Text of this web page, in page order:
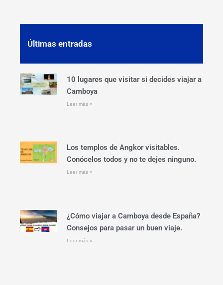
Últimas entradas
10 lugares que visitar si decides viajar a
Camboya
Leer más »
Los templos de Angkor visitables.
Conócelos todos y no te dejes ninguno.
Leer más »
¿Cómo viajar a Camboya desde España?
Consejos para pasar un buen viaje.
Leer más »